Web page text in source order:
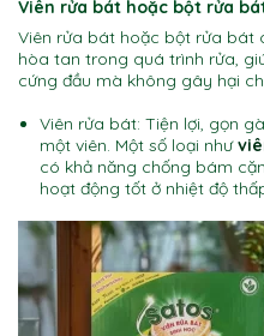
Viên rửa bát hoặc bột rửa
Viên rửa bát hoặc bột rửa bát
hòa tan trong quá trình rửa,
cứng đầu mà không gây hại
Viên rửa bát: Tiện lợi, gọn
một viên. Một số loại như
có khả năng chống bám
hoạt động tốt ở nhiệt độ